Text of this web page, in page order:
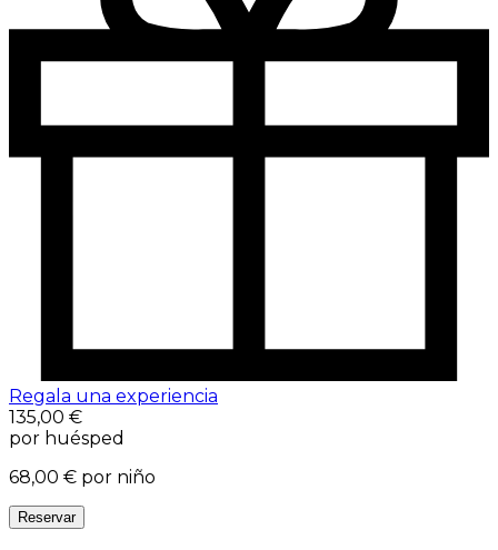
Regala una experiencia
135,00 €
por huésped
68,00 € por niño
Reservar